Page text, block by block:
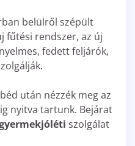
belülről szépült
fűtési rendszer, az új
fedett feljárók,
után nézzék meg az
nyitva tartunk. Bejárat
szolgálat